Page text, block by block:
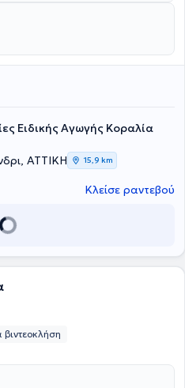
Ειδικής Αγωγής Κοραλία
ΑΤΤΙΚΗ
15,9 km
Κλείσε ραντεβού